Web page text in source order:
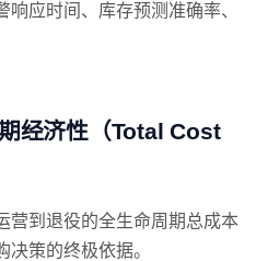
响应时间、库存预测准确率、
经济性（Total Cost
营到退役的全生命周期总成本
策的终极依据。